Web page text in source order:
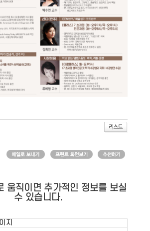
움직이면 추가적인 정보를 보실
수 있습니다.
지